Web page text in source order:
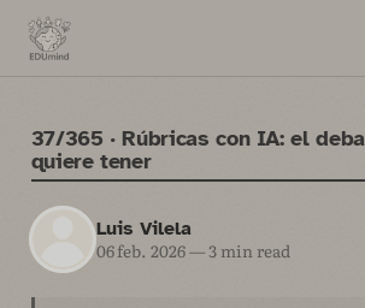
37/365 · Rúbricas con IA: el
quiere tener
Luis Vilela
06 feb. 2026—3 min read